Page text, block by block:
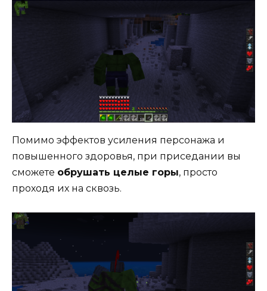
Помимо эффектов усиления персонажа и
повышенного здоровья, при приседании вы
сможете обрушать целые горы, просто
проходя их на сквозь.